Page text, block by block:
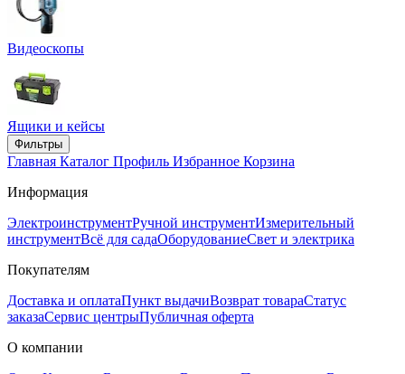
Видеоскопы
Ящики и кейсы
Фильтры
Главная Каталог Профиль Избранное Корзина
Информация
ЭлектроинструментРучной инструментИзмерительный
инструментВсё для садаОборудованиеСвет и электрика
Покупателям
Доставка и оплатаПункт выдачиВозврат товараСтатус
заказаСервис центрыПубличная оферта
О компании